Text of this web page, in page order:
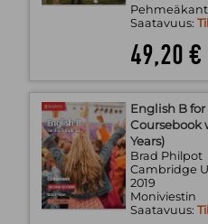
Saatavuus:
49,20 €
English B
Coursebook
Years)
Brad Philpot
Cambridge
2019
Moniviestin
Saatavuus: